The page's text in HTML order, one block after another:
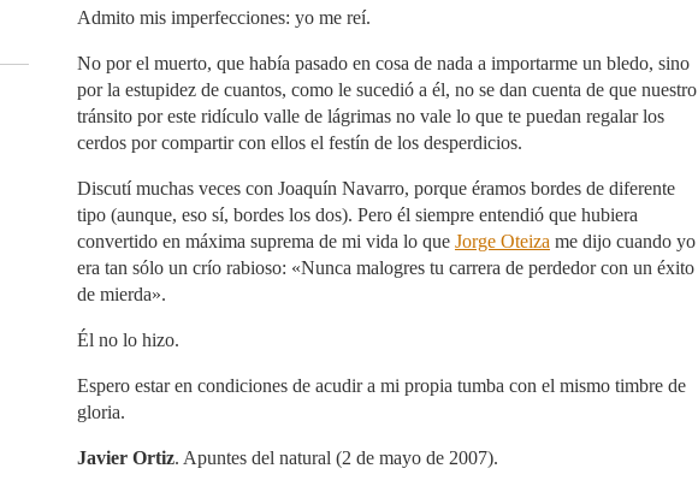
Admito mis imperfecciones: yo me reí.
No por el muerto, que había pasado en cosa de nada a importarme un bledo, sino
por la estupidez de cuantos, como le sucedió a él, no se dan cuenta de que nuestro
tránsito por este ridículo valle de lágrimas no vale lo que te puedan regalar los
cerdos por compartir con ellos el festín de los desperdicios.
Discutí muchas veces con Joaquín Navarro, porque éramos bordes de diferente
tipo (aunque, eso sí, bordes los dos). Pero él siempre entendió que hubiera
convertido en máxima suprema de mi vida lo que Jorge Oteiza me dijo cuando yo
era tan sólo un crío rabioso: «Nunca malogres tu carrera de perdedor con un éxito
de mierda».
Él no lo hizo.
Espero estar en condiciones de acudir a mi propia tumba con el mismo timbre de
gloria.
Javier Ortiz. Apuntes del natural (2 de mayo de 2007).